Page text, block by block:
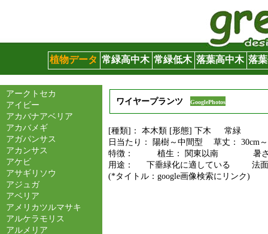
植物データ 常緑高中木 常緑低木 落葉高中木 落
アークトセカ
アイビー
アカバナアベリア
アカバメギ
アガパンサス
アカンサス
アケビ
アサギリソウ
アジュガ
アベリア
アメリカツルマサキ
アルケラモリス
アルメリア
ワイヤープランツ GooglePhotos
[種類]： 本木類 [形態] 下木 常緑
日当たり： 陽樹～中間型 草丈： 30cm
特徴： 植生： 関東以南 暑さに
用途： 下垂緑化に適している
(*タイトル：google画像検索にリンク)